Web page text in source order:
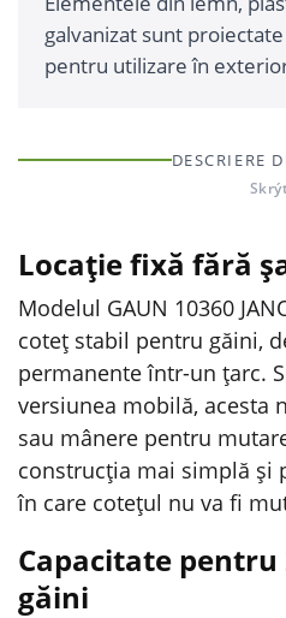
galvanizat sunt proiectate
pentru utilizare în
DESCRIERE
Locație fixă fără
Modelul GAUN 10360
coteț stabil pentru găini,
permanente într-un țarc.
versiunea mobilă, acesta
sau mânere pentru
construcția mai simplă și
în care cotețul nu va fi
Capacitate pentru
găini